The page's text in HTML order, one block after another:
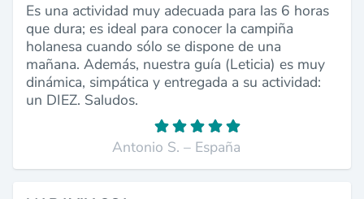
Es una actividad muy adecuada para las 6 horas
que dura; es ideal para conocer la campiña
holanesa cuando sólo se dispone de una
mañana. Además, nuestra guía (Leticia) es muy
dinámica, simpática y entregada a su actividad:
un DIEZ. Saludos.
Antonio S. – España